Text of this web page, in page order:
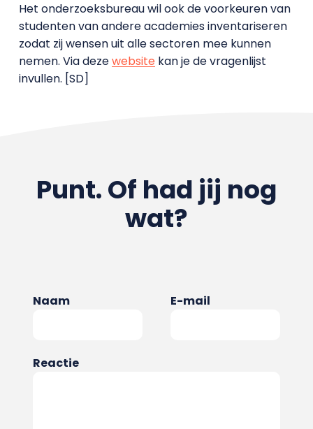
Het onderzoeksbureau wil ook de voorkeuren van
studenten van andere academies inventariseren
zodat zij wensen uit alle sectoren mee kunnen
nemen. Via dezewebsitekan je de vragenlijst
invullen. [SD]
Punt. Of had jij nog
wat?
Naam E-mail
Reactie